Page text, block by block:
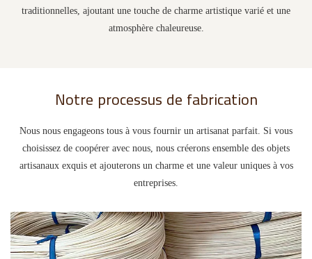
traditionnelles, ajoutant une touche de charme artistique varié et une
atmosphère chaleureuse.
Notre processus de fabrication
Nous nous engageons tous à vous fournir un artisanat parfait. Si vous
choisissez de coopérer avec nous, nous créerons ensemble des objets
artisanaux exquis et ajouterons un charme et une valeur uniques à vos
entreprises.